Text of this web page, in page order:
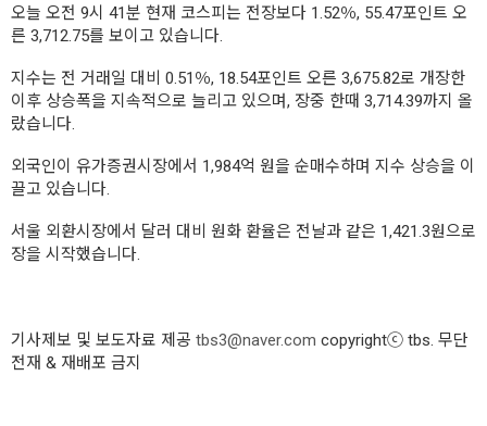
오늘 오전 9시 41분 현재 코스피는 전장보다 1.52％, 55.47포인트 오
른 3,712.75를 보이고 있습니다.
지수는 전 거래일 대비 0.51％, 18.54포인트 오른 3,675.82로 개장한
이후 상승폭을 지속적으로 늘리고 있으며, 장중 한때 3,714.39까지 올
랐습니다.
외국인이 유가증권시장에서 1,984억 원을 순매수하며 지수 상승을 이
끌고 있습니다.
서울 외환시장에서 달러 대비 원화 환율은 전날과 같은 1,421.3원으로
장을 시작했습니다.
기사제보 및 보도자료 제공 tbs3@naver.com copyrightⓒ tbs. 무단
전재 & 재배포 금지